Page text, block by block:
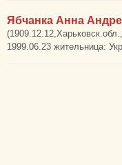
Ябчанка Анна
1999.06.23 жительница: